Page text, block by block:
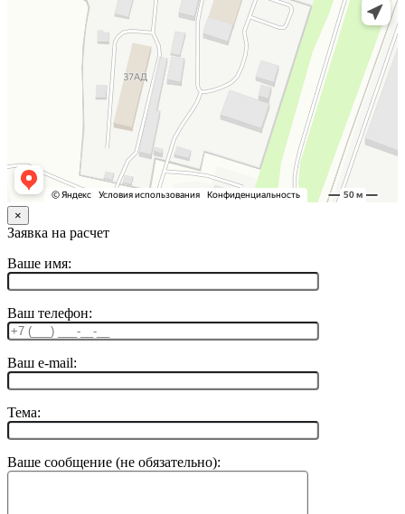
×
Заявка на расчет
Ваше имя:
Ваш телефон:
Ваш e-mail:
Тема:
Ваше сообщение (не обязательно):